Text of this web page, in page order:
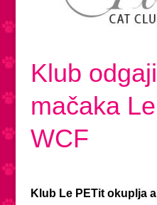
Klub
mačaka
WCF
Klub Le PETit okuplja